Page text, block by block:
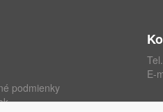
podmienky
E-